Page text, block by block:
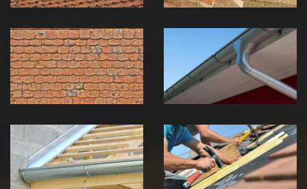
démoussage de
toiture 39
Jura
pose de
gouttière 39
Jura
Pose de
Chéneau 39
Jura
Réparation de
toiture 39
Jura